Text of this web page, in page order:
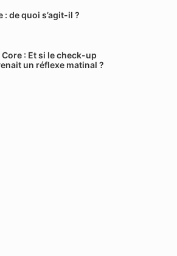
: de quoi s’agit-il ?
: Et si le check-up
un réflexe matinal ?